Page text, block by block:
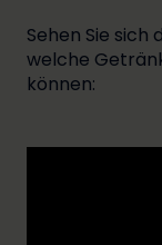
Sehen Sie sich
welche
können: